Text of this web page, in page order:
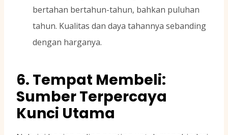
bertahan bertahun-tahun, bahkan puluhan
tahun. Kualitas dan daya tahannya sebanding
dengan harganya.
6. Tempat Membeli:
Sumber Terpercaya
Kunci Utama